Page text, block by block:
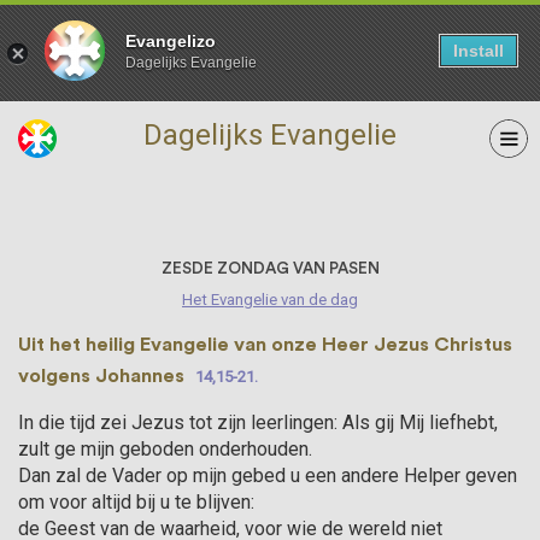
Evangelizo
Dagelijks Evangelie
Install
Dagelijks Evangelie 10 Mei
ZESDE ZONDAG VAN PASEN
Het Evangelie van de dag
Uit het heilig Evangelie van onze Heer Jezus Christus
volgens Johannes
14,15-21.
In die tijd zei Jezus tot zijn leerlingen: Als gij Mij liefhebt,
zult ge mijn geboden onderhou­den.
Dan zal de Vader op mijn gebed u een andere Helper geven
om voor altijd bij u te blijven:
de Geest van de waarheid, voor wie de wereld niet